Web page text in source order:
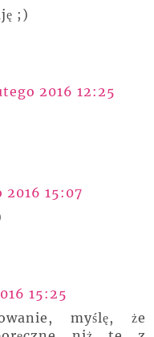
;)
2016 12:25
15:07
15:25
myślę, że